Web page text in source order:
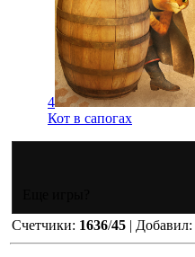
4
Кот в сапогах
Счетчики: 1636/45 | Добавил: